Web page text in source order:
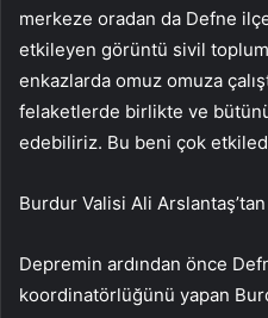
merkeze oradan da Defne
etkileyen görüntü sivil
enkazlarda omuz omuza
felaketlerde birlikte ve
edebiliriz. Bu beni çok
Burdur Valisi Ali Arslantaş’tan
Depremin ardından önce
koordinatörlüğünü yapan